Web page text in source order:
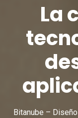
La
Bitanube –